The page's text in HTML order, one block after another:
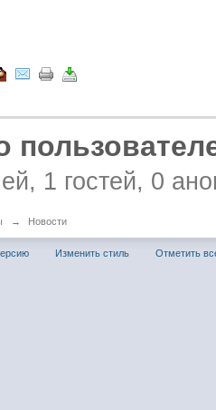
1 гостей, 0
→ Новости
Изменить стиль Отметить